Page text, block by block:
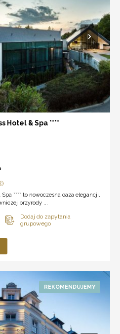
Hotel & Spa ****
**** to nowoczesna oaza elegancji,
przyrody ...